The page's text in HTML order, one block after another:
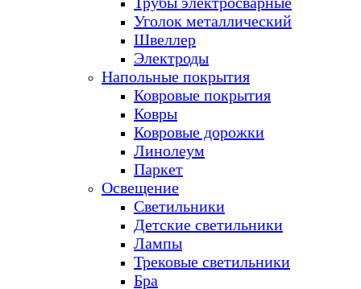
Уголок металлический
Швеллер
Электроды
Напольные покрытия
Ковровые покрытия
Ковры
Ковровые дорожки
Линолеум
Паркет
Освещение
Светильники
Детские светильники
Лампы
Трековые светильники
Бра